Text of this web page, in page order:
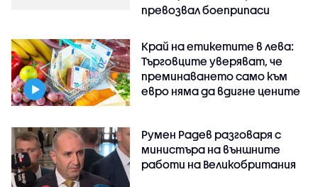
превозвал боеприпаси
Край на етикетите в лева:
Търговците уверяват, че
преминаването само към
евро няма да вдигне цените
Румен Радев разговаря с
министъра на външните
работи на Великобритания